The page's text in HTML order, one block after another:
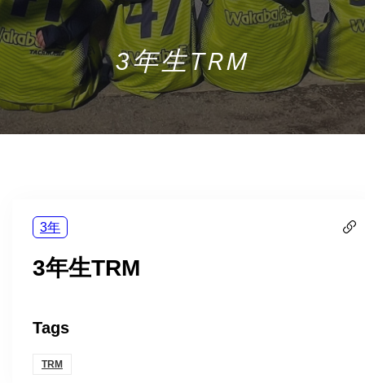
3年生TRM
3年
3年生TRM
Tags
TRM